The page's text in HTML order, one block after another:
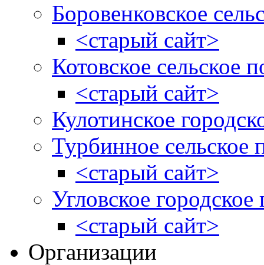
Боровенковское
<старый сайт>
Котовское сельское
<старый сайт>
Кулотинское
Турбинное сельское
<старый сайт>
Угловское городское
<старый сайт>
Организации